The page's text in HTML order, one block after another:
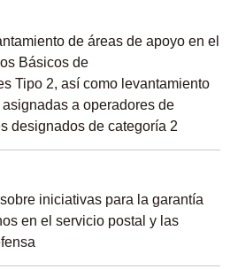
de áreas de apoyo en el
Básicos de
Tipo 2, así como levantamiento
a operadores de
designados de categoría 2
iniciativas para la garantía
en el servicio postal y las